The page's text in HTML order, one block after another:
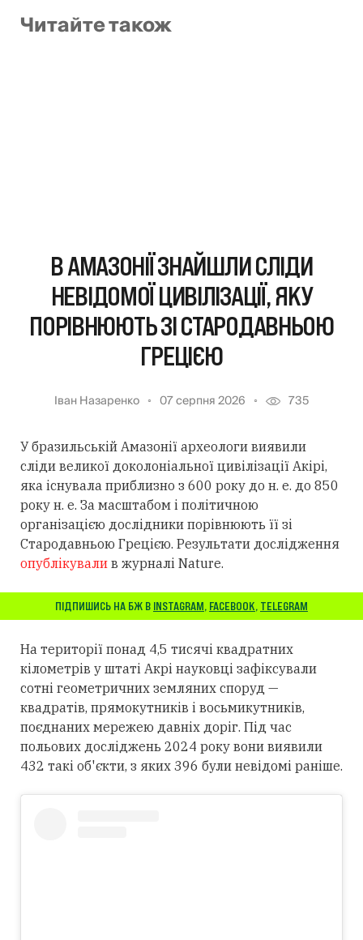
Читайте також
В АМАЗОНІЇ ЗНАЙШЛИ СЛІДИ
НЕВІДОМОЇ ЦИВІЛІЗАЦІЇ, ЯКУ
ПОРІВНЮЮТЬ ЗІ СТАРОДАВНЬОЮ
ГРЕЦІЄЮ
Іван Назаренко 07 серпня 2026 735
У бразильській Амазонії археологи виявили
сліди великої доколоніальної цивілізації Акірі,
яка існувала приблизно з 600 року до н. е. до 850
року н. е. За масштабом і політичною
організацією дослідники порівнюють її зі
Стародавньою Грецією. Результати дослідження
опублікували в журналі Nature.
ПІДПИШИСЬ НА БЖ В INSTAGRAM, FACEBOOK, TELEGRAM
На території понад 4,5 тисячі квадратних
кілометрів у штаті Акрі науковці зафіксували
сотні геометричних земляних споруд —
квадратів, прямокутників і восьмикутників,
поєднаних мережею давніх доріг. Під час
польових досліджень 2024 року вони виявили
432 такі об'єкти, з яких 396 були невідомі раніше.